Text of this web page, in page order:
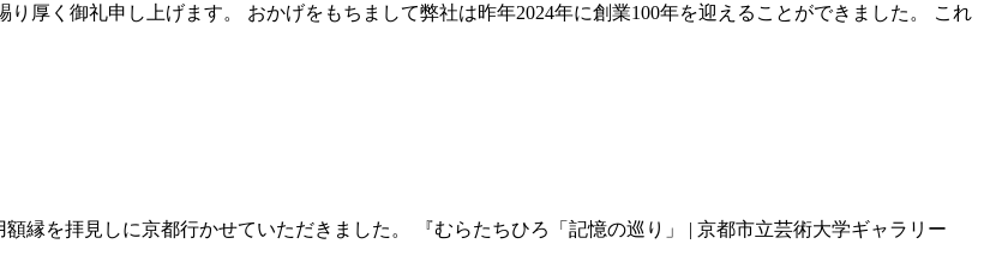
厚く御礼申し上げます。 おかげをもちまして弊社は昨年2024年に創業100年を迎えることができました。 これ
縁を拝見しに京都行かせていただきました。 『むらたちひろ「記憶の巡り」 | 京都市立芸術大学ギャラリー